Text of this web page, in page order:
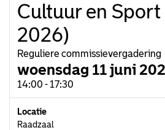
Cultuur en
2026)
Reguliere commissievergadering
woensdag 11 juni
14:00 - 17:30
Locatie
Raadzaal